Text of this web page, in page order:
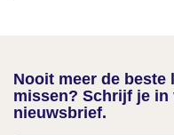
Nooit meer de
missen? Schrijf je
nieuwsbrief.